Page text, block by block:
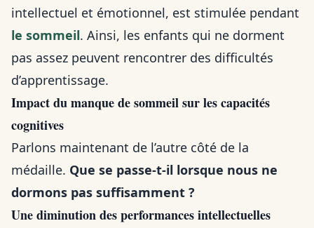
intellectuel et émotionnel, est stimulée pendant
le sommeil. Ainsi, les enfants qui ne dorment
pas assez peuvent rencontrer des difficultés
d’apprentissage.
Impact du manque de sommeil sur les capacités
cognitives
Parlons maintenant de l’autre côté de la
médaille. Que se passe-t-il lorsque nous ne
dormons pas suffisamment ?
Une diminution des performances intellectuelles